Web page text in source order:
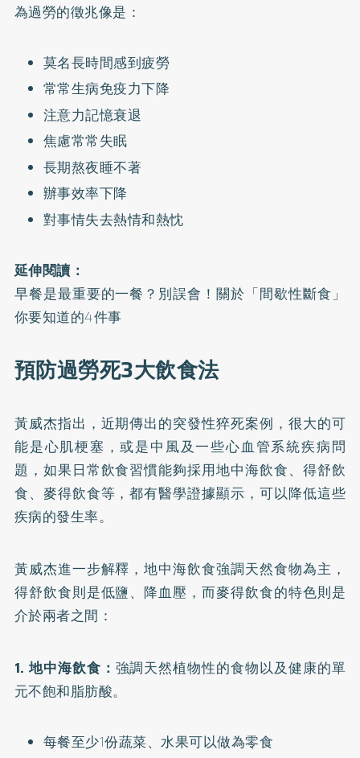
為過勞的徵兆像是：
莫名長時間感到疲勞
常常生病免疫力下降
注意力記憶衰退
焦慮常常失眠
長期熬夜睡不著
辦事效率下降
對事情失去熱情和熱忱
延伸閱讀：
早餐是最重要的一餐？別誤會！關於「間歇性斷食」
你要知道的4件事
預防過勞死3大飲食法
黃威杰指出，近期傳出的突發性猝死案例，很大的可
能是心肌梗塞，或是中風及一些心血管系統疾病問
題，如果日常飲食習慣能夠採用地中海飲食、得舒飲
食、麥得飲食等，都有醫學證據顯示，可以降低這些
疾病的發生率。
黃威杰進一步解釋，地中海飲食強調天然食物為主，
得舒飲食則是低鹽、降血壓，而麥得飲食的特色則是
介於兩者之間：
1. 地中海飲食： 強調天然植物性的食物以及健康的單
元不飽和脂肪酸。
每餐至少1份蔬菜、水果可以做為零食